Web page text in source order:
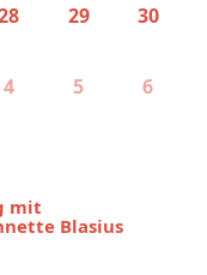
29 30
4 5 6
mit
Blasius